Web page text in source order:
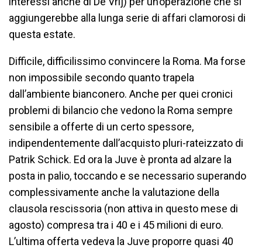
aggiungerebbe alla lunga serie di affari clamorosi di
questa estate.
Difficile, difficilissimo convincere la Roma. Ma forse
non impossibile secondo quanto trapela
dall’ambiente bianconero. Anche per quei cronici
problemi di bilancio che vedono la Roma sempre
sensibile a offerte di un certo spessore,
indipendentemente dall’acquisto pluri-rateizzato di
Patrik Schick. Ed ora la Juve è pronta ad alzare la
posta in palio, toccando e se necessario superando
complessivamente anche la valutazione della
clausola rescissoria (non attiva in questo mese di
agosto) compresa tra i 40 e i 45 milioni di euro.
L’ultima offerta vedeva la Juve proporre quasi 40